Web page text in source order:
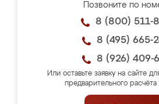
Позвоните по
8 (800) 511-
8 (495) 665-
8 (926) 409-
Или оставьте заявку на сайте
предварительного расчёта